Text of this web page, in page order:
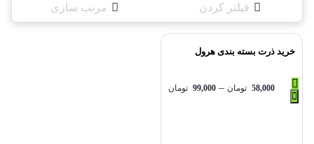
فیلتر کردن مرتب سازی
خرید ذرت بسته بندی هرول
58,000 تومان –
99,000 تومان